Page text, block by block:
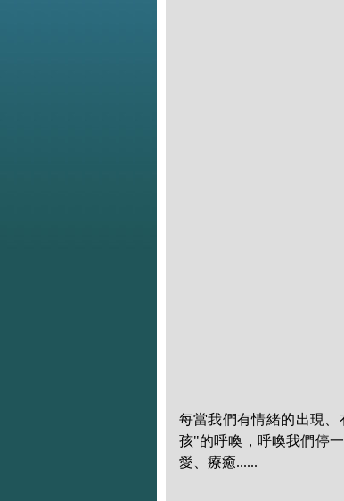
每當我們有情緒的出現、
孩"的呼喚，呼喚我們停
愛、療癒......